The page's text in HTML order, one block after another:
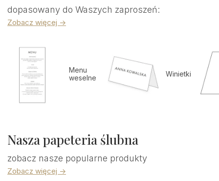
dopasowany do Waszych zaproszeń:
Zobacz więcej ->
Menu
weselne
Winietki
Nasza papeteria ślubna
zobacz nasze popularne produkty
Zobacz więcej ->